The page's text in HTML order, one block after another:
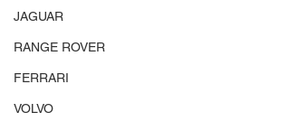
JAGUAR
RANGE ROVER
FERRARI
VOLVO